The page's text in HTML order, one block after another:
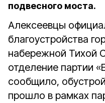
подвесного моста.
Алексеевцы
благоустройства
набережной Тихой
отделение партии
сообщило,
прошло в рамках